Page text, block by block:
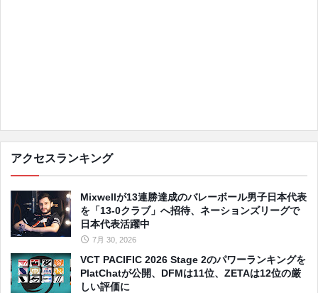
アクセスランキング
Mixwellが13連勝達成のバレーボール男子日本代表
を「13-0クラブ」へ招待、ネーションズリーグで
日本代表活躍中
7月 30, 2026
VCT PACIFIC 2026 Stage 2のパワーランキングを
PlatChatが公開、DFMは11位、ZETAは12位の厳
しい評価に